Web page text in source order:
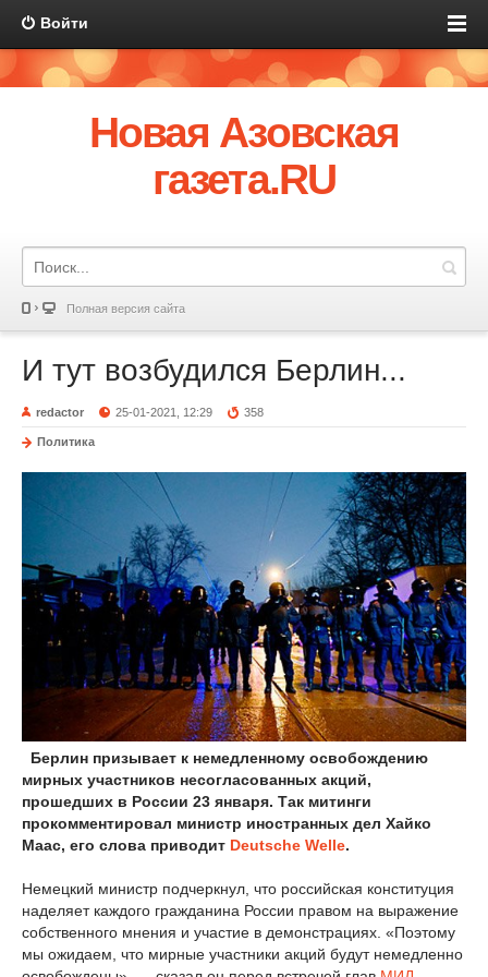
Войти
Новая Азовская
газета.RU
Полная версия сайта
И тут возбудился Берлин...
redactor 25-01-2021, 12:29 358
Политика
Берлин призывает к немедленному освобождению
мирных участников несогласованных акций,
прошедших в России 23 января. Так митинги
прокомментировал министр иностранных дел Хайко
Маас, его слова приводит Deutsche Welle.
Немецкий министр подчеркнул, что российская конституция
наделяет каждого гражданина России правом на выражение
собственного мнения и участие в демонстрациях. «Поэтому
мы ожидаем, что мирные участники акций будут немедленно